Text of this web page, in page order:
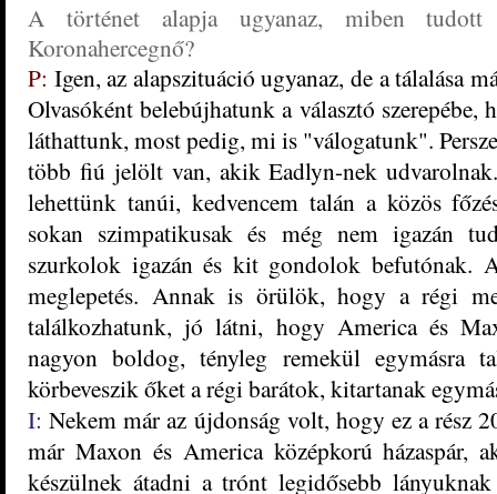
A történet alapja ugyanaz, miben tudott
Koronahercegnő?
P: Igen, az alapszituáció ugyanaz, de a tálalása
Olvasóként belebújhatunk a választó szerepébe,
láthattunk, most pedig, mi is "válogatunk".
több fiú jelölt van, akik Eadlyn-nek
lehettünk tanúi, kedvencem talán a közös
sokan szimpatikusak és még nem igazán
szurkolok igazán és kit gondolok befutónak.
meglepetés. Annak is örülök, hogy a régi
találkozhatunk, jó látni, hogy America és
nagyon boldog, tényleg remekül egymásra
körbeveszik őket a régi barátok, kitartanak
I:Nekem már az újdonság volt, hogy ez a rész
már Maxon és America középkorú házaspár,
készülnek átadni a trónt legidősebb